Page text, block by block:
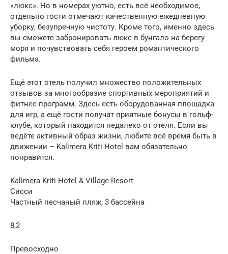
«люкс». Но в номерах уютно, есть всё необходимое,
отдельно гости отмечают качественную ежедневную
уборку, безупречную чистоту. Кроме того, именно здесь
вы сможете забронировать люкс в бунгало на берегу
моря и почувствовать себя героем романтического
фильма.
Ещё этот отель получил множество положительных
отзывов за многообразие спортивных мероприятий и
фитнес-программ. Здесь есть оборудованная площадка
для игр, а ещё гости получат приятные бонусы в гольф-
клубе, который находится недалеко от отеля. Если вы
ведёте активный образ жизни, любите всё время быть в
движении – Kalimera Kriti Hotel вам обязательно
понравится.
Kalimera Kriti Hotel & Village Resort
Сисси
Частный песчаный пляж, 3 бассейна
8,2
Превосходно